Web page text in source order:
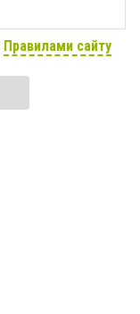
Правилами сайту